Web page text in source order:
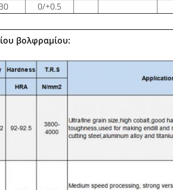
0/+0.5
βολφραμίου: